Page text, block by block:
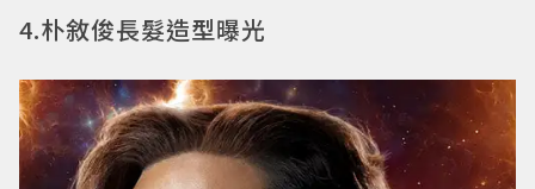
4.朴敘俊長髮造型曝光